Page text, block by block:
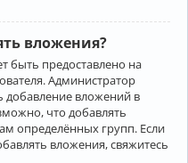
вложения?
быть предоставлено на
Администратор
вложений в
что добавлять
определённых групп. Если
вложения, свяжитесь